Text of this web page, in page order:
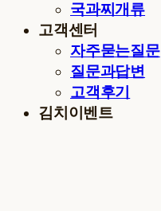
국과찌개류
고객센터
자주묻는질문
질문과답변
고객후기
김치이벤트